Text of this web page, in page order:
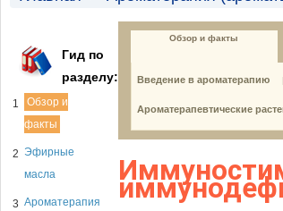
Гид по
разделу:
1
Обзор и
факты
2 Эфирные
масла
3 Ароматерапия
Обзор и факты
Введение в ароматерапию
Ароматерапевтические